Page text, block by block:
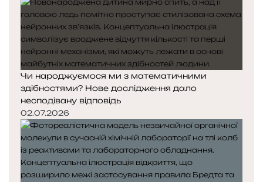
Чи народжуємося ми з математичними
здібностями? Нове дослідження дало
несподівану відповідь
02.07.2026